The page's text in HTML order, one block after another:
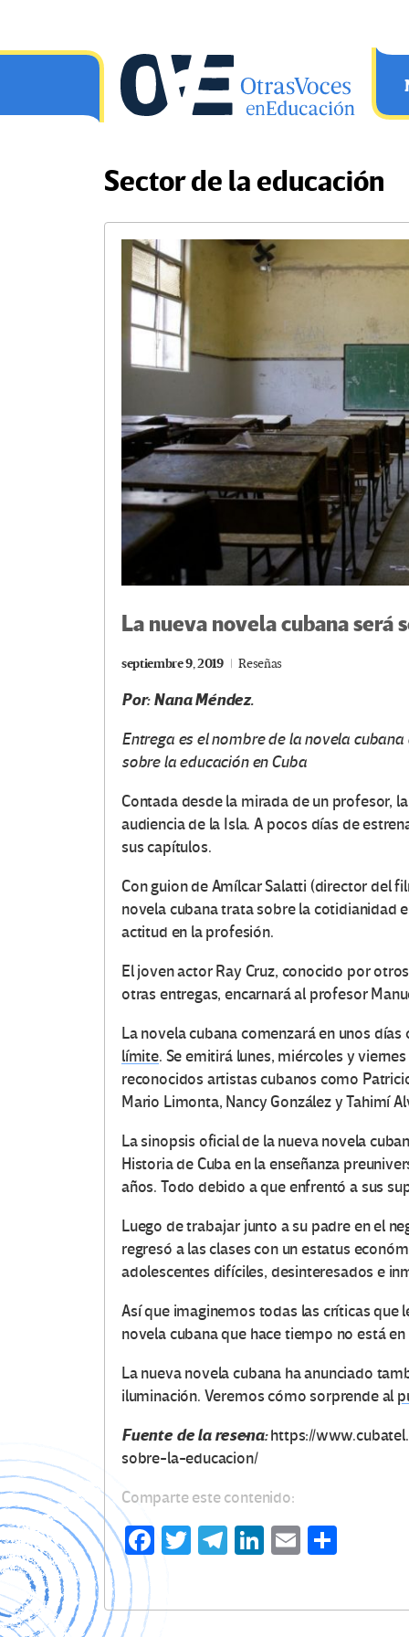
OtrasVocesenEducacion.org
Sector de la educación
La nueva novela cubana será
septiembre 9, 2019 Reseñas
Por:Nana Méndez.
Entrega es el nombre de la novela
sobre la educación en Cuba
Contada desde la mirada de un profesor,
audiencia de la Isla. A pocos días de
sus capítulos.
Con guion de Amílcar Salatti (director del
novela cubana trata sobre la cotidianidad
actitud en la profesión.
El joven actor Ray Cruz, conocido por
otras entregas, encarnará al profesor
La novela cubana comenzará en unos
límite. Se emitirá lunes, miércoles y
reconocidos artistas cubanos como
Mario Limonta, Nancy González y Tahimí
La sinopsis oficial de la nueva novela
Historia de Cuba en la enseñanza
años. Todo debido a que enfrentó a sus
Luego de trabajar junto a su padre en el
regresó a las clases con un estatus
adolescentes difíciles, desinteresados e
Así que imaginemos todas las críticas que
novela cubana que hace tiempo no está
La nueva novela cubana ha anunciado
iluminación. Veremos cómo sorprende al
Fuente de la reseña:https://
sobre-la-educacion/
Comparte este contenido:
Fa T
Te
Li
E